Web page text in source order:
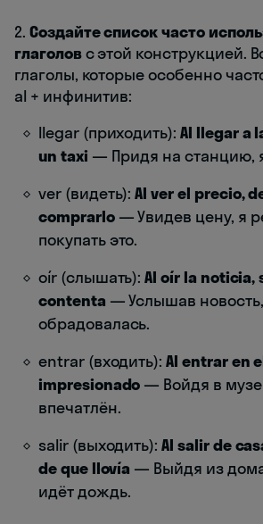
2. Создайте список часто
глаголовс этой конструкцией.
глаголы, которые особенно
al + инфинитив:
llegar (приходить): Al llegar a
un taxi — Придя на станцию,
ver (видеть):Al ver el precio,
comprarlo— Увидев цену, я
покупать это.
oír (слышать):Al oír la noticia,
contenta — Услышав
обрадовалась.
entrar (входить):Al entrar en
impresionado — Войдя в
впечатлён.
salir (выходить):Al salir de
de que llovía — Выйдя из
идёт дождь.